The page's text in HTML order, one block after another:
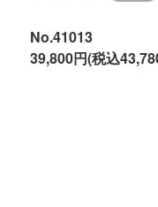
No.41013
39,800円(税込